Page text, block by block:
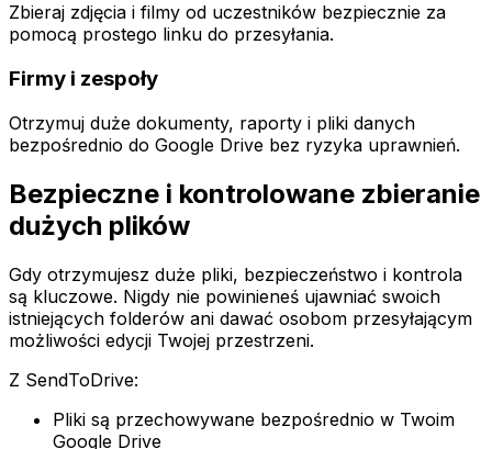
Zbieraj zdjęcia i filmy od uczestników bezpiecznie za
pomocą prostego linku do przesyłania.
Firmy i zespoły
Otrzymuj duże dokumenty, raporty i pliki danych
bezpośrednio do Google Drive bez ryzyka uprawnień.
Bezpieczne i kontrolowane zbieranie
dużych plików
Gdy otrzymujesz duże pliki, bezpieczeństwo i kontrola
są kluczowe. Nigdy nie powinieneś ujawniać swoich
istniejących folderów ani dawać osobom przesyłającym
możliwości edycji Twojej przestrzeni.
Z SendToDrive:
Pliki są przechowywane bezpośrednio w Twoim
Google Drive